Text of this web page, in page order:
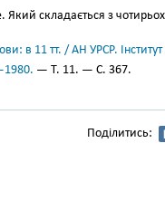
Який складається з чотирьох
в 11 тт. / АН УРСР.
— Т. 11. — С. 367.
Поділитись: